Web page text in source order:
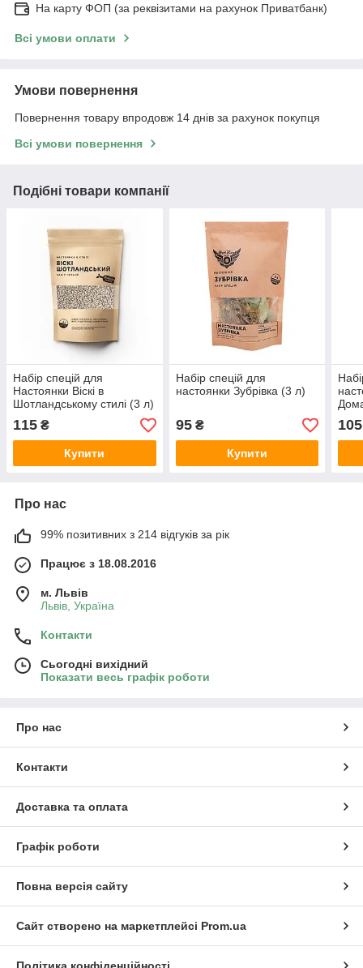
На карту ФОП (за реквізитами на рахунок Приватбанк)
Всі умови оплати
Умови повернення
Повернення товару впродовж 14 днів за рахунок покупця
Всі умови повернення
Подібні товари компанії
Набір спецій для
Настоянки Віскі в
Шотландському стилі (3 л)
115 ₴
Купити
Набір спецій для
настоянки Зубрівка (3 л)
95₴
Купити
105
Про нас
99% позитивних з 214 відгуків за рік
Працює з 18.08.2016
м. Львів
Львів, Україна
Контакти
Сьогодні вихідний
Показати весь графік роботи
Про нас
Контакти
Доставка та оплата
Графік роботи
Повна версія сайту
Сайт створено на маркетплейсі Prom.ua